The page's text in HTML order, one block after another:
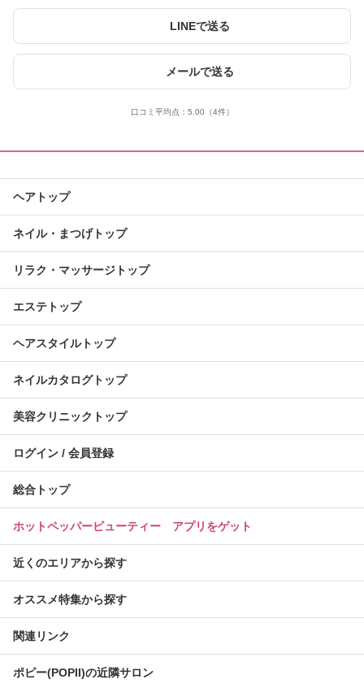
LINEで送る
メールで送る
口コミ平均点： 5.00 （4件）
ヘアトップ
ネイル・まつげトップ
リラク・マッサージトップ
エステトップ
ヘアスタイルトップ
ネイルカタログトップ
美容クリニックトップ
ログイン / 会員登録
総合トップ
ホットペッパービューティー アプリをゲット
近くのエリアから探す
オススメ特集から探す
関連リンク
ポピー(POPII)の近隣サロン